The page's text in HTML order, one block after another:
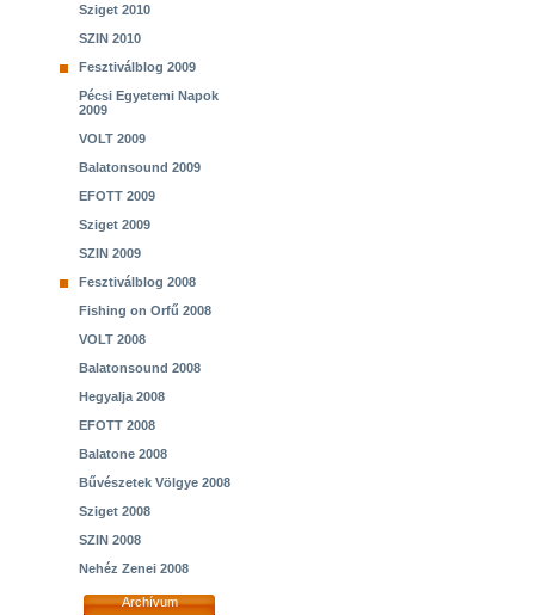
Sziget 2010
SZIN 2010
Fesztiválblog 2009
Pécsi Egyetemi Napok
2009
VOLT 2009
Balatonsound 2009
EFOTT 2009
Sziget 2009
SZIN 2009
Fesztiválblog 2008
Fishing on Orfű 2008
VOLT 2008
Balatonsound 2008
Hegyalja 2008
EFOTT 2008
Balatone 2008
Bűvészetek Völgye 2008
Sziget 2008
SZIN 2008
Nehéz Zenei 2008
Archívum